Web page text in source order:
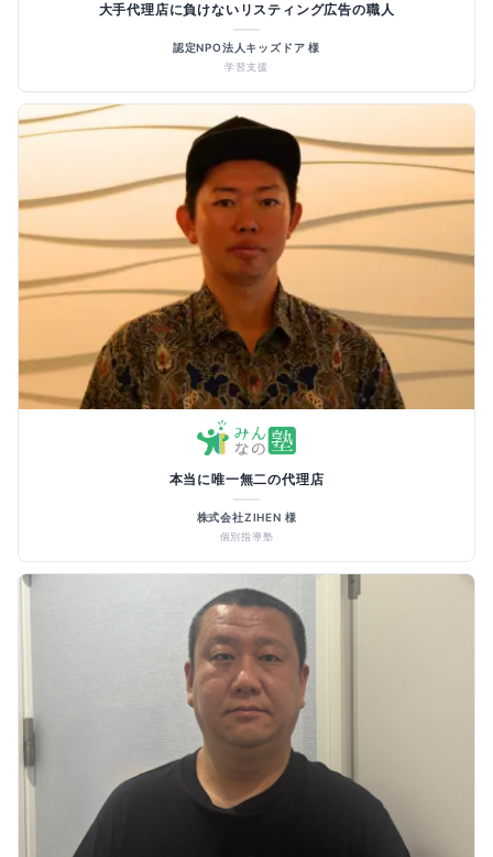
大手代理店に負けないリスティング広告の職人
認定NPO法人キッズドア 様
学習支援
本当に唯一無二の代理店
株式会社ZIHEN 様
個別指導塾